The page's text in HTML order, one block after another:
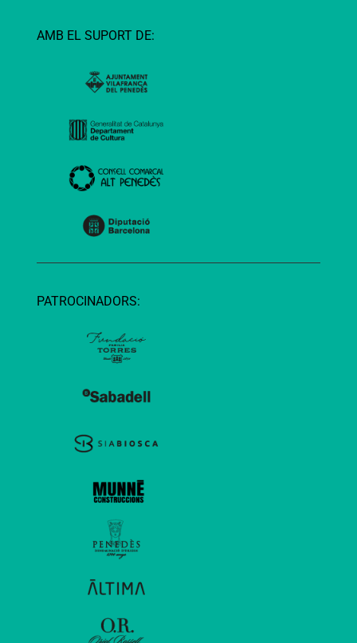
AMB EL SUPORT DE:
PATROCINADORS: